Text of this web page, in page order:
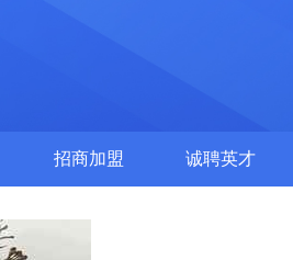
招商加盟 诚聘英才